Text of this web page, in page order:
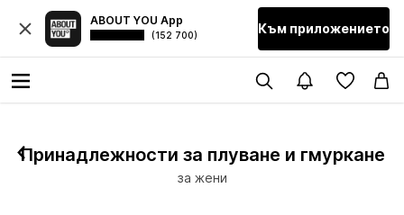
ABOUT YOU App
(152 700) Към приложението
Принадлежности за плуване и гмуркане
за жени